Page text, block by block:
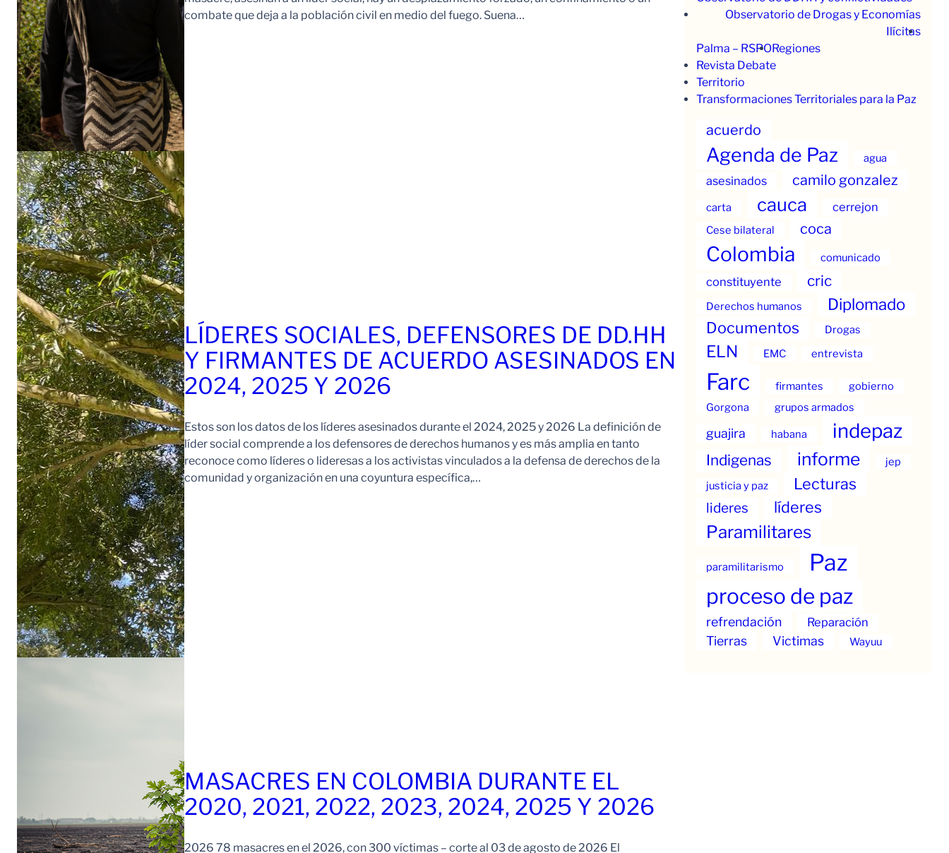
combate que deja a la población civil en medio del fuego. Suena…
LÍDERES SOCIALES, DEFENSORES DE DD.HH
Y FIRMANTES DE ACUERDO ASESINADOS EN
2024, 2025 Y 2026
Estos son los datos de los líderes asesinados durante el 2024, 2025 y 2026 La definición de
líder social comprende a los defensores de derechos humanos y es más amplia en tanto
reconoce como líderes o lideresas a los activistas vinculados a la defensa de derechos de la
comunidad y organización en una coyuntura específica,…
MASACRES EN COLOMBIA DURANTE EL
2020, 2021, 2022, 2023, 2024, 2025 Y 2026
2026 78 masacres en el 2026, con 300 víctimas – corte al 03 de agosto de 2026 El
Observatorio de Drogas y Economías
Ilícitas
Palma – RSPORegiones
Revista Debate
Territorio
Transformaciones Territoriales para la Paz
acuerdo
Agenda de Paz agua
asesinados camilo gonzalez
carta cauca cerrejon
Cese bilateral coca
Colombia comunicado
constituyente cric
Derechos humanos Diplomado
Documentos Drogas
ELN EMC entrevista
Farc firmantes
gobierno
Gorgona
grupos armados
guajira habana indepaz
Indigenas informe
jep
justicia y paz
Lecturas
lideres líderes
Paramilitares
paramilitarismo Paz
proceso de paz
refrendación Reparación
Tierras Victimas Wayuu